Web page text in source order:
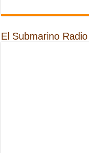
El Submarino Radio